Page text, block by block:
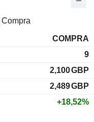
Compra
COMPRA
9
2,100GBP
2,489GBP
+18,52%